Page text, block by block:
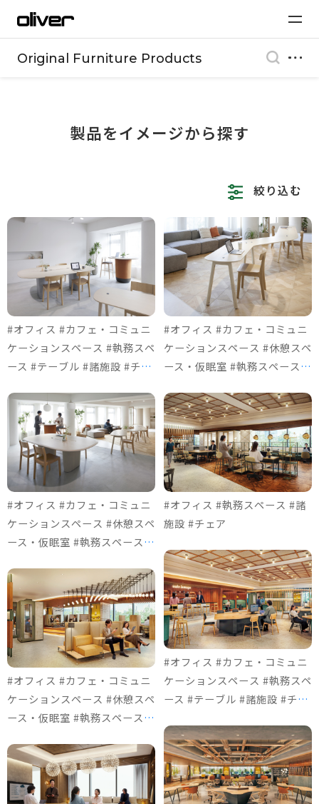
Original Furniture Products
製品をイメージから探す
絞り込む
#オフィス #カフェ・コミュニ
ケーションスペース #執務スペ
ース #テーブル #諸施設 #チェ
#オフィス #カフェ・コミュニ
ケーションスペース #休憩スペ
ース・仮眠室 #執務スペース #
ビーチェア #チェア
#オフィス #カフェ・コミュニ
ケーションスペース #休憩スペ
ース・仮眠室 #執務スペース #
#チェア #個室ブース
#オフィス #カフェ・コミュニ
ケーションスペース #休憩スペ
ース・仮眠室 #執務スペース #
ビーチェア #チェア
#オフィス #執務スペース #諸
施設 #チェア
#オフィス #カフェ・コミュニ
ケーションスペース #執務スペ
ース #テーブル #諸施設 #チェ